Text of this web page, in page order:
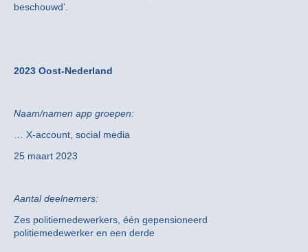
beschouwd’.
2023 Oost-Nederland
Naam/namen app groepen:
… X-account, social media
25 maart 2023
Aantal deelnemers:
Zes politiemedewerkers, één gepensioneerd
politiemedewerker en een derde